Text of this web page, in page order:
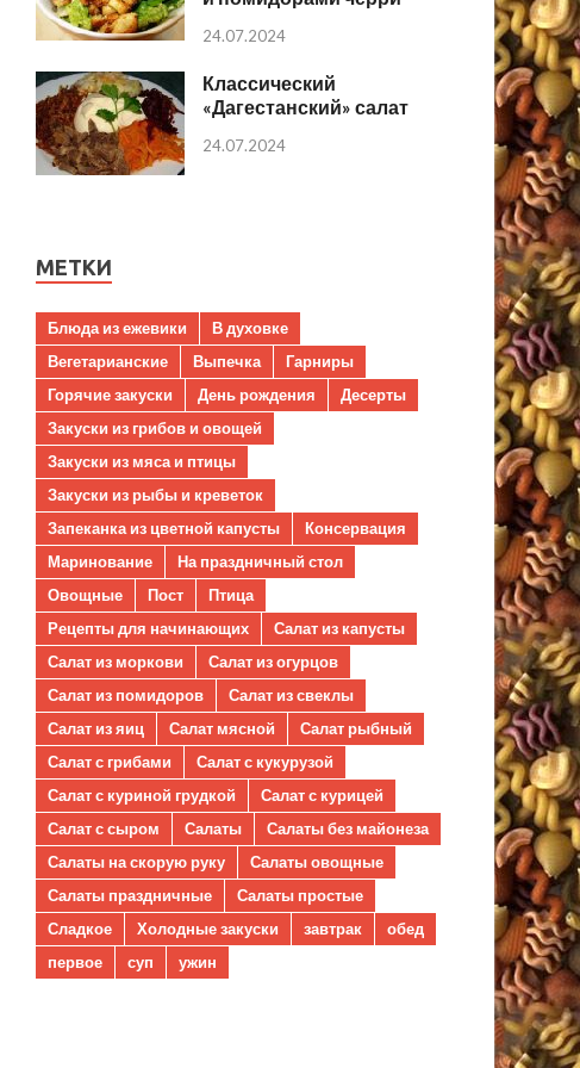
24.07.2024
Классический
«Дагестанский» салат
24.07.2024
МЕТКИ
Блюда из ежевики
В духовке
Вегетарианские
Выпечка
Гарниры
Горячие закуски
День рождения
Десерты
Закуски из грибов и овощей
Закуски из мяса и птицы
Закуски из рыбы и креветок
Запеканка из цветной капусты
Консервация
Маринование
На праздничный стол
Овощные
Пост
Птица
Рецепты для начинающих
Салат из капусты
Салат из моркови
Салат из огурцов
Салат из помидоров
Салат из свеклы
Салат из яиц
Салат мясной
Салат рыбный
Салат с грибами
Салат с кукурузой
Салат с куриной грудкой
Салат с курицей
Салат с сыром
Салаты
Салаты без майонеза
Салаты на скорую руку
Салаты овощные
Салаты праздничные
Салаты простые
Сладкое
Холодные закуски завтрак
обед
первое
суп ужин